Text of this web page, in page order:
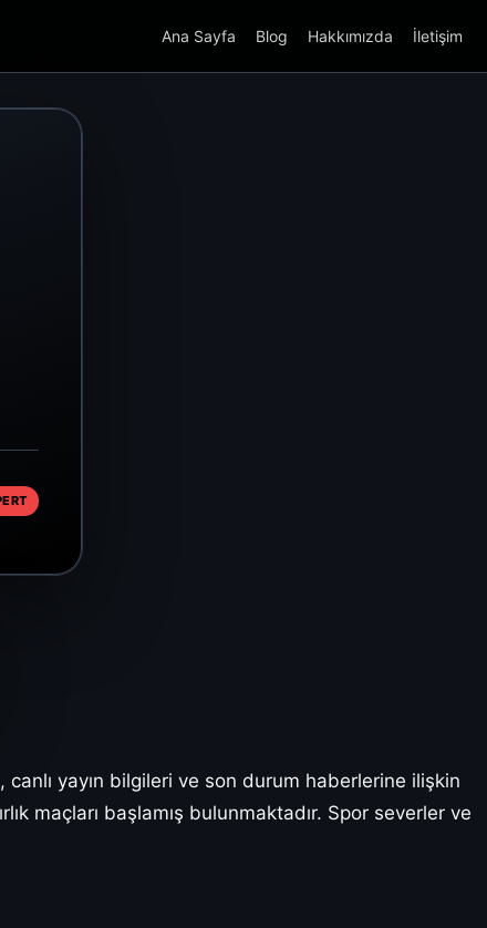
Ana Sayfa Blog Hakkımızda İletişim
canlı yayın bilgileri ve son durum haberlerine ilişkin
maçları başlamış bulunmaktadır. Spor severler ve